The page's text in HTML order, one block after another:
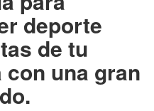
deporte
de tu
una gran